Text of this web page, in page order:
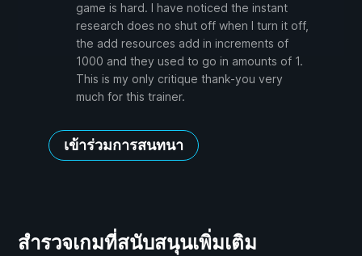
game is hard. I have noticed the instant
research does no shut off when I turn it off,
the add resources add in increments of
1000 and they used to go in amounts of 1.
This is my only critique thank-you very
much for this trainer.
เข้าร่วมการสนทนา
สำรวจเกมที่สนับสนุนเพิ่มเติม